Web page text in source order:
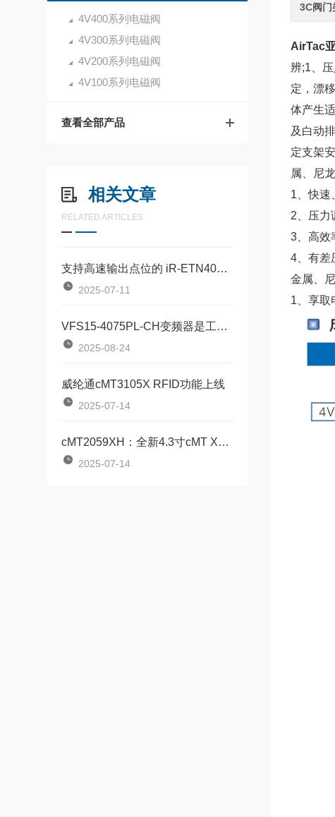
4V400系列电磁阀
4V300系列电磁阀
4V200系列电磁阀
4V100系列电磁阀
查看全部产品
相关文章
RELATED ARTICLES
支持高速输出点位的 iR-ETN40P以太网I/O模块
2025-07-11
VFS15-4075PL-CH变频器是工业驱动领域的全能选手
2025-08-24
威纶通cMT3105X RFID功能上线
2025-07-14
cMT2059XH：全新4.3寸cMT X标准型HMI
2025-07-14
3C阀门
AirTac
辨;1、
定，漂
体产生
及白动
定支架安
属、尼
1、快速
2、压力
3、高效
4、有差
金属、
1、享取